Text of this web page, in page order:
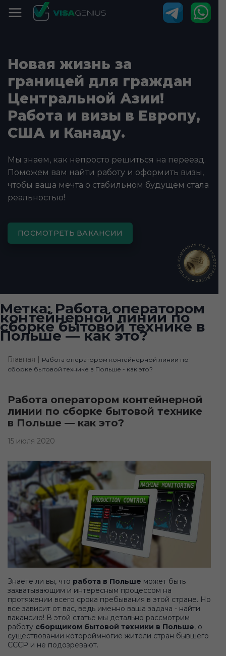
Новая жизнь за
границей для граждан
Центральной Азии!
Работа и визы в Европу,
США и Канаду.
Мы знаем, как непросто решиться на переезд.
Поможем вам найти работу и оформить визы,
чтобы ваша мечта о стабильном будущем стала
реальностью!
ПОСМОТРЕТЬ ВАКАНСИИ
Метка: Работа оператором
контейнерной линии по
сборке бытовой технике в
Польше — как это?
Главная | Работа оператором контейнерной линии по
сборке бытовой технике в Польше - как это?
Работа оператором контейнерной
линии по сборке бытовой технике
в Польше — как это?
15 июля 2020
Знаете ли вы, что работа в Польше может быть
захватывающим и интересным процессом на
протяжении всего срока пребывания в этой стране. Но
все зависит от вас, ведь именно ваша задача - найти
вакансию! В этой статье мы детально рассмотрим
работу сборщиком бытовой техники в Польше, о
существовании котороймногие жители стран бывшего
СССР и не подозревают.